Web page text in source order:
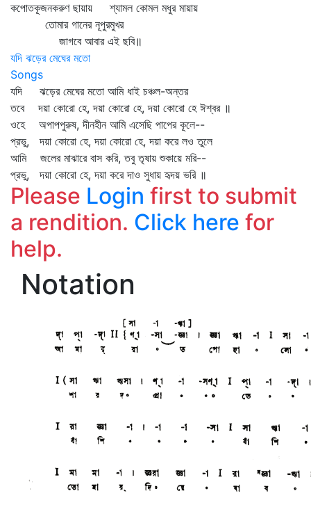
কপোতকূজনকরুণ ছায়ায় শ্যামল কোমল মধুর মায়ায়
তোমার গানের নূপুরমুখর
জাগবে আবার এই ছবি॥
যদি ঝড়ের মেঘের মতো
Songs
যদি ঝড়ের মেঘের মতো আমি ধাই চঞ্চল-অন্তর
তবে দয়া কোরো হে, দয়া কোরো হে, দয়া কোরো হে ঈশ্বর ॥
ওহে অপাপপুরুষ, দীনহীন আমি এসেছি পাপের কূলে--
প্রভু, দয়া কোরো হে, দয়া কোরো হে, দয়া করে লও তুলে
আমি জলের মাঝারে বাস করি, তবু তৃষায় শুকায়ে মরি--
প্রভু, দয়া কোরো হে, দয়া করে দাও সুধায় হৃদয় ভরি ॥
Please Login first to submit
a rendition. Click here for
help.
Notation